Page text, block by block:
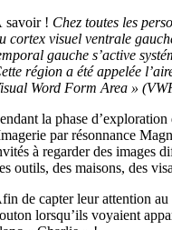
savoir ! Chez toutes les
cortex visuel ventrale
gauche s’active
région a été appelée
Word Form Area »
la phase
par résonnance
à regarder des images
outils, des maisons, des
de capter leur attention
lorsqu’ils voyaient